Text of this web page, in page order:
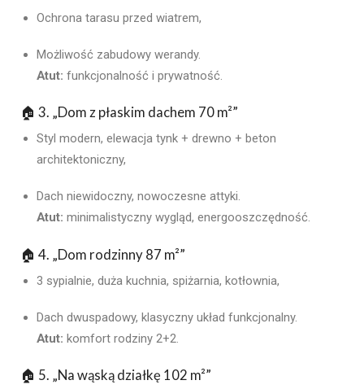
Ochrona tarasu przed wiatrem,
Możliwość zabudowy werandy.
Atut: funkcjonalność i prywatność.
🏠 3. „Dom z płaskim dachem 70 m²”
Styl modern, elewacja tynk + drewno + beton
architektoniczny,
Dach niewidoczny, nowoczesne attyki.
Atut: minimalistyczny wygląd, energooszczędność.
🏠 4. „Dom rodzinny 87 m²”
3 sypialnie, duża kuchnia, spiżarnia, kotłownia,
Dach dwuspadowy, klasyczny układ funkcjonalny.
Atut: komfort rodziny 2+2.
🏠 5. „Na wąską działkę 102 m²”